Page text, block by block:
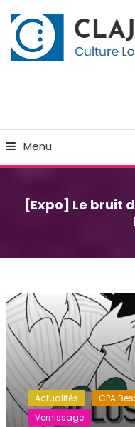
To
Content
Menu
[Expo] Le bruit
Actualités CPA
Vernissage